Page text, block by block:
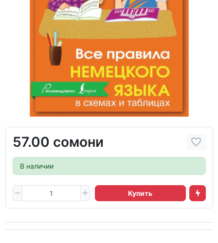
57.00 сомони
В наличии
Купить